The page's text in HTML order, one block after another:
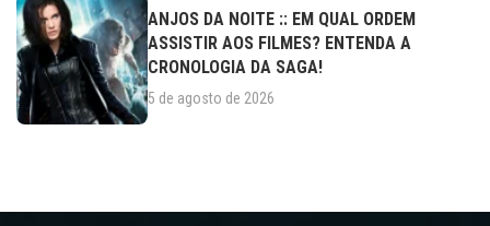
ANJOS DA NOITE :: EM QUAL ORDEM
ASSISTIR AOS FILMES? ENTENDA A
CRONOLOGIA DA SAGA!
5 de agosto de 2026